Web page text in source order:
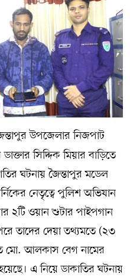
উপজেলার নিজপাট
সিদ্দিক মিয়ার বাড়িতে
ঘটনায় জৈন্তাপুর মডেল
নেতৃত্বে পুলিশ অভিযান
২টি ওয়ান শুটার পাইপগান
তাদের দেয়া তথ্যমতে (২৩
মো. আলকাস বেগ নামের
এ নিয়ে ডাকাতির ঘটনায়